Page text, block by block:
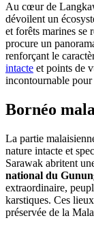
Au cœur de
dévoilent un
et forêts marines se
procure un
renforçant le
intacte et points de
incontournable pour
Bornéo
La partie
nature intacte et
Sarawak abritent
national du
extraordinaire,
karstiques. Ces
préservée de la